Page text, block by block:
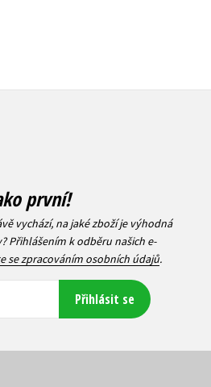
první!
vychází, na jaké zboží je výhodná
Přihlášením k odběru našich e-
se zpracováním osobních údajů.
Přihlásit se